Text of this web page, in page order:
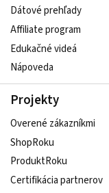
Dátové prehľady
Affiliate program
Edukačné videá
Nápoveda
Projekty
Overené zákazníkmi
ShopRoku
ProduktRoku
Certifikácia partnerov